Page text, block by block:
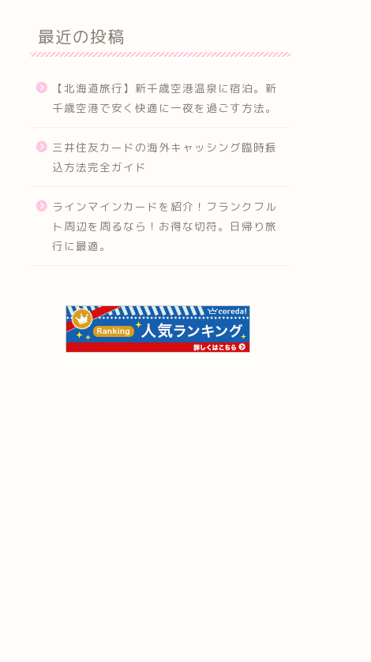
最近の投稿
【北海道旅行】新千歳空港温泉に宿泊。新
千歳空港で安く快適に一夜を過ごす方法。
三井住友カードの海外キャッシング臨時振
込方法完全ガイド
ラインマインカードを紹介！フランクフル
ト周辺を周るなら！お得な切符。日帰り旅
行に最適。